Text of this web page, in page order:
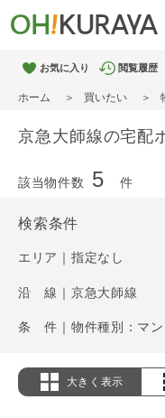
お気に入り 閲覧履歴
ホーム 買いたい
京急大師線の宅配
該当物件数 5 件
検索条件
エリア｜指定なし
沿 線｜京急大師線
大きく表示